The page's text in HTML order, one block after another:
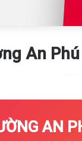
An
AN